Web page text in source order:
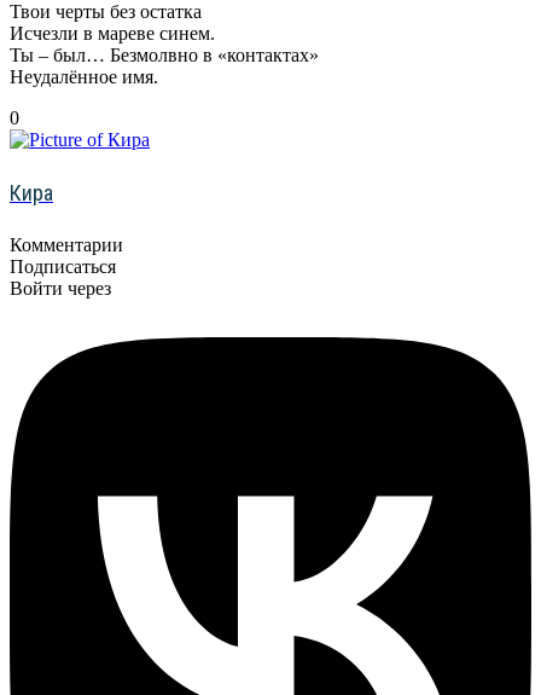
Твои черты без остатка
Исчезли в мареве синем.
Ты – был… Безмолвно в «контактах»
Неудалённое имя.
0
Кира
Комментарии
Подписаться
Войти через